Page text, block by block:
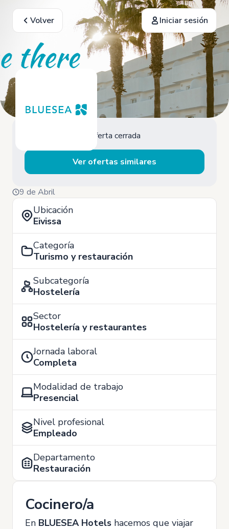
Volver Iniciar sesión
Oferta cerrada
Ver ofertas similares
9 de Abril
Ubicación
Eivissa
Categoría
Turismo y restauración
Subcategoría
Hostelería
Sector
Hostelería y restaurantes
Jornada laboral
Completa
Modalidad de trabajo
Presencial
Nivel profesional
Empleado
Departamento
Restauración
Cocinero/a
En BLUESEA Hotels hacemos que viajar